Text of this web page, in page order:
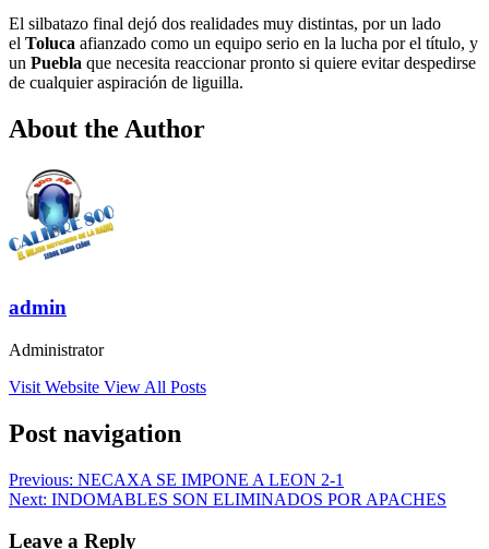
El silbatazo final dejó dos realidades muy distintas, por un lado
el Toluca afianzado como un equipo serio en la lucha por el título, y
un Puebla que necesita reaccionar pronto si quiere evitar despedirse
de cualquier aspiración de liguilla.
About the Author
admin
Administrator
Visit Website View All Posts
Post navigation
Previous: NECAXA SE IMPONE A LEON 2-1
Next: INDOMABLES SON ELIMINADOS POR APACHES
Leave a Reply